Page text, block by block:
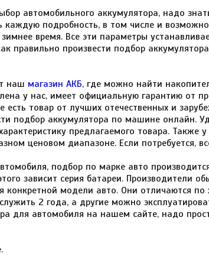
автомобильного аккумулятора, надо
каждую подробность, в том числе и
время. Все эти параметры
правильно произвести подбор
наш магазин АКБ, где можно найти
у нас, имеет официальную гарантию от
есть товар от лучших отечественных и
подбор аккумулятора по машине онлайн.
предлагаемого товара. Также
ценовом диапазоне. Если потребуется,
подбор по марке авто
зависит серия батареи. Производители
конкретной модели авто. Они отличаются по
2 года, а другие можно
для автомобиля на нашем сайте, надо